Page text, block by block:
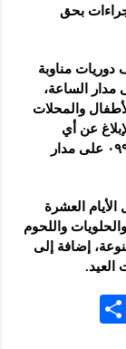
بحق
دوريات مناوبة
مدار الساعة،
والمحلات
عن أي
مخالفات على هاتف الشكاوى ١١٩ أو ٠٩٩٥١١٩١١٩ على مدار
خلال الأيام العشرة
واللحوم
إضافة إلى
E